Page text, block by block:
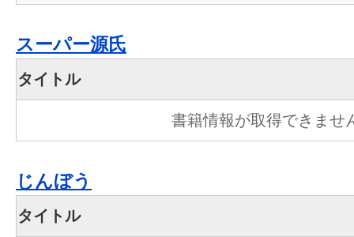
スーパー源氏
タイトル
書籍情報が取得できませ
じんぼう
タイトル